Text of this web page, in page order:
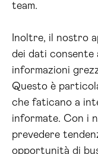
team.
Inoltre, il nostro
dei dati consente
informazioni
Questo è
che faticano a
informate. Con i
prevedere
opportunità di